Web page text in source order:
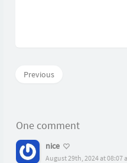
Previous
One comment
nice
August 29th, 2024 at 08:07